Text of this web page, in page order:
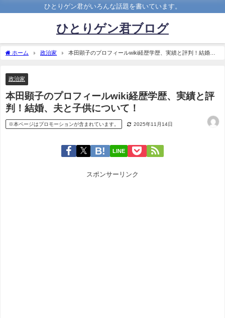
ひとりゲン君がいろんな話題を書いています。
ひとりゲン君ブログ
ホーム 政治家
本田顕子のプロフィールwiki経歴学歴、実績と評判！結婚、
政治家
本田顕子のプロフィールwiki経歴学歴、実績と評
判！結婚、夫と子供について！
※本ページはプロモーションが含まれています。 2025年11月14日
LINE
スポンサーリンク